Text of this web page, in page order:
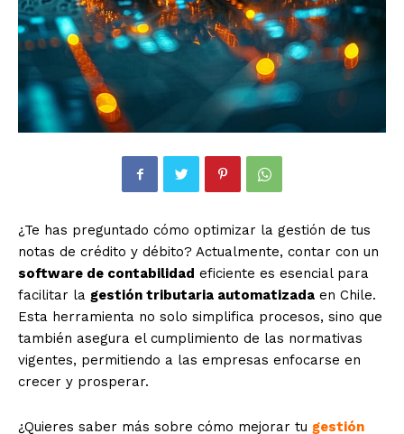
¿Te has preguntado cómo optimizar la gestión de tus
notas de crédito y débito? Actualmente, contar con un
software de contabilidad eficiente es esencial para
facilitar la gestión tributaria automatizada en Chile.
Esta herramienta no solo simplifica procesos, sino que
también asegura el cumplimiento de las normativas
vigentes, permitiendo a las empresas enfocarse en
crecer y prosperar.
¿Quieres saber más sobre cómo mejorar tu gestión